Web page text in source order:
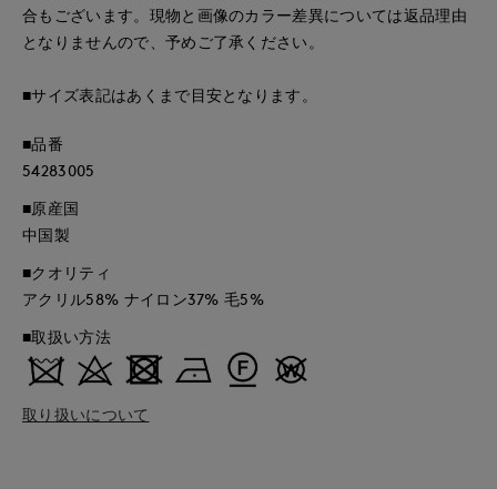
合もございます。現物と画像のカラー差異については返品理由
となりませんので、予めご了承ください。
■サイズ表記はあくまで目安となります。
■品番
54283005
■原産国
中国製
■クオリティ
アクリル58% ナイロン37% 毛5%
■取扱い方法
取り扱いについて